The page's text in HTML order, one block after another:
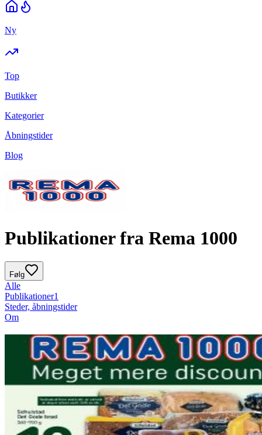
Ny
Top
Butikker
Kategorier
Åbningstider
Blog
Publikationer fra Rema 1000
Følg
Alle
Publikationer1
Steder, åbningstider
Om